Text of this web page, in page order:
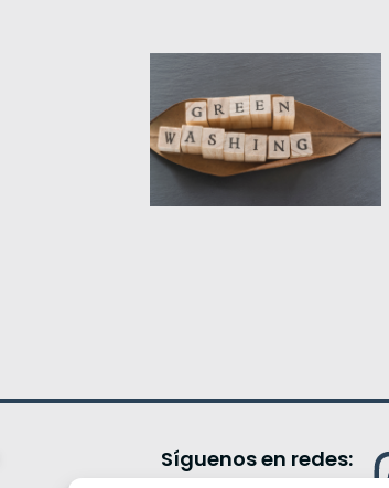
Síguenos en redes: